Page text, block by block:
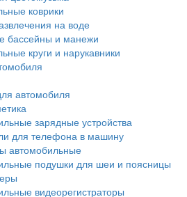
коврики
на воде
бассейны и манежи
круги и нарукавники
автомобиля
зарядные устройства
для телефона в машину
автомобильные
подушки для шеи и поясницы
видеорегистраторы